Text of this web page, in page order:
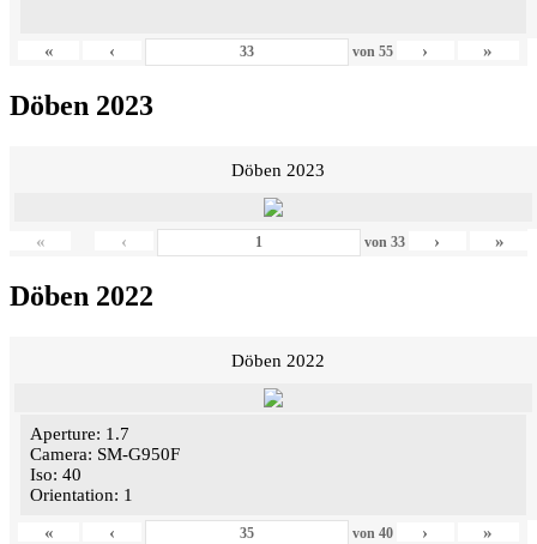
« ‹ von 55 › »
Döben 2023
Döben 2023
« ‹ von 33 › »
Döben 2022
Döben 2022
Aperture: 1.7
Camera: SM-G950F
Iso: 40
Orientation: 1
«
‹ von 40 › »